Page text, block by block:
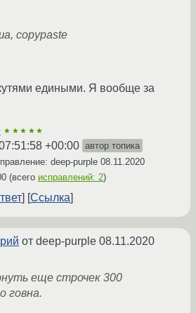
copypaste
едиными. Я вообще за
★★★★★
+00:00 автор топика
deep-purple 08.11.2020
(всего исправлений: 2)
Ссылка
от deep-purple 08.11.2020
еще строчек 300
говна.